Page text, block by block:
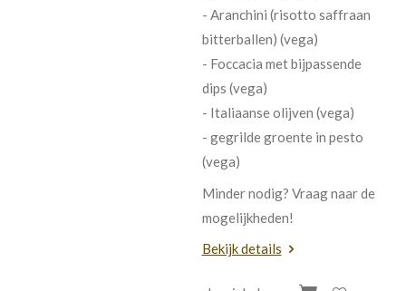
- Aranchini (risotto saffraan
bitterballen) (vega)
- Foccacia met bijpassende
dips (vega)
- Italiaanse olijven (vega)
- gegrilde groente in pesto
(vega)
Minder nodig? Vraag naar de
mogelijkheden!
Bekijk details